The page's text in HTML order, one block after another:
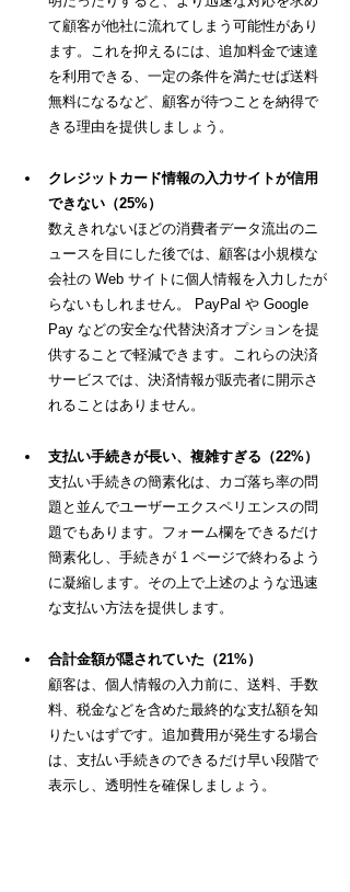
て顧客が他社に流れてしまう可能性があり
ます。これを抑えるには、追加料金で速達
を利用できる、一定の条件を満たせば送料
無料になるなど、顧客が待つことを納得で
きる理由を提供しましょう。
クレジットカード情報の入力サイトが信用
できない（25%）
数えきれないほどの消費者データ流出のニ
ュースを目にした後では、顧客は小規模な
会社の Web サイトに個人情報を入力したが
らないもしれません。 PayPal や Google
Pay などの安全な代替決済オプションを提
供することで軽減できます。これらの決済
サービスでは、決済情報が販売者に開示さ
れることはありません。
支払い手続きが長い、複雑すぎる（22%）
支払い手続きの簡素化は、カゴ落ち率の問
題と並んでユーザーエクスペリエンスの問
題でもあります。フォーム欄をできるだけ
簡素化し、手続きが 1 ページで終わるよう
に凝縮します。その上で上述のような迅速
な支払い方法を提供します。
合計金額が隠されていた（21%）
顧客は、個人情報の入力前に、送料、手数
料、税金などを含めた最終的な支払額を知
りたいはずです。追加費用が発生する場合
は、支払い手続きのできるだけ早い段階で
表示し、透明性を確保しましょう。